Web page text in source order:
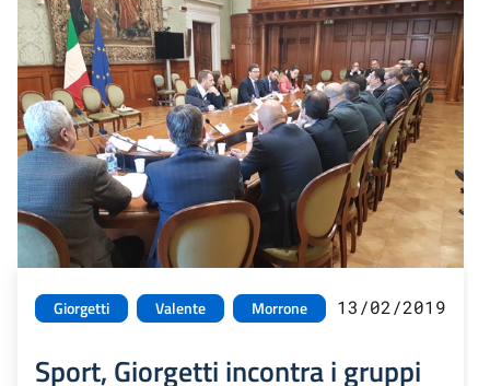
Giorgetti Valente Morrone 13/02/2019
Sport, Giorgetti incontra i gruppi